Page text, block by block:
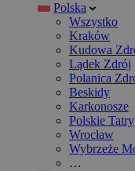
Polska
Wszystko
Kraków
Kudowa
Lądek Zdrój
Polanica
Beskidy
Karkonosze
Polskie Tatry
Wrocław
Wybrzeże
…